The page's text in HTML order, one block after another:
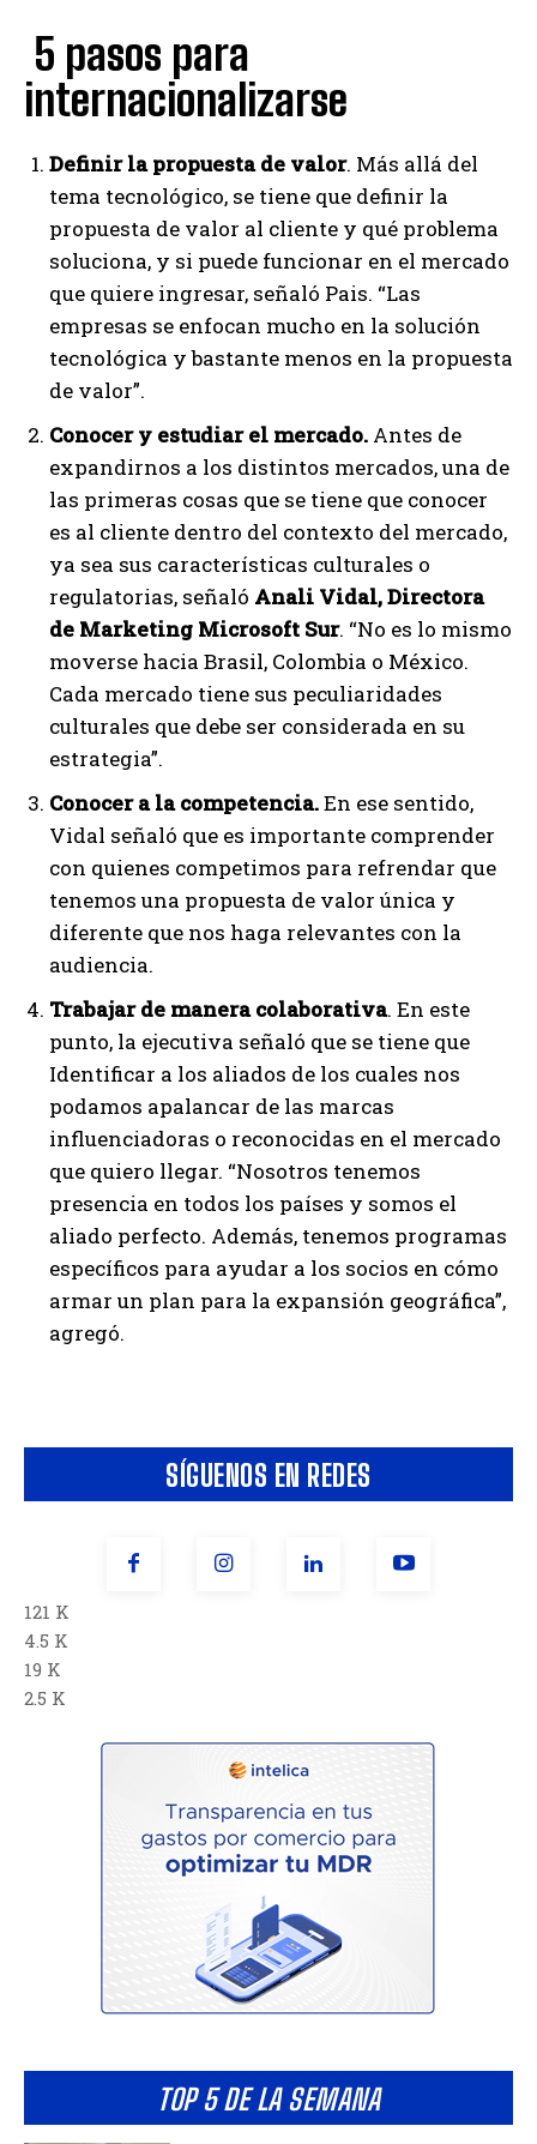
SÍGUENOS EN REDES
121 K
4.5 K
19 K
2.5 K
TOP 5 DE LA SEMANA
5 pasos para
internacionalizarse
Definir la propuesta de valor. Más allá del
tema tecnológico, se tiene que definir la
propuesta de valor al cliente y qué problema
soluciona, y si puede funcionar en el mercado
que quiere ingresar, señaló Pais. “Las
empresas se enfocan mucho en la solución
tecnológica y bastante menos en la propuesta
de valor”.
Conocer y estudiar el mercado. Antes de
expandirnos a los distintos mercados, una de
las primeras cosas que se tiene que conocer
es al cliente dentro del contexto del mercado,
ya sea sus características culturales o
regulatorias, señaló Anali Vidal, Directora
de Marketing Microsoft Sur. “No es lo mismo
moverse hacia Brasil, Colombia o México.
Cada mercado tiene sus peculiaridades
culturales que debe ser considerada en su
estrategia”.
Conocer a la competencia.En ese sentido,
Vidal señaló que es importante comprender
con quienes competimos para refrendar que
tenemos una propuesta de valor única y
diferente que nos haga relevantes con la
audiencia.
Trabajar de manera colaborativa. En este
punto, la ejecutiva señaló que se tiene que
Identificar a los aliados de los cuales nos
podamos apalancar de las marcas
influenciadoras o reconocidas en el mercado
que quiero llegar. “Nosotros tenemos
presencia en todos los países y somos el
aliado perfecto. Además, tenemos programas
específicos para ayudar a los socios en cómo
armar un plan para la expansión geográfica”,
agregó.